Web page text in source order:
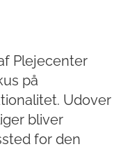
Plejecenter
på
Udover
bliver
for den